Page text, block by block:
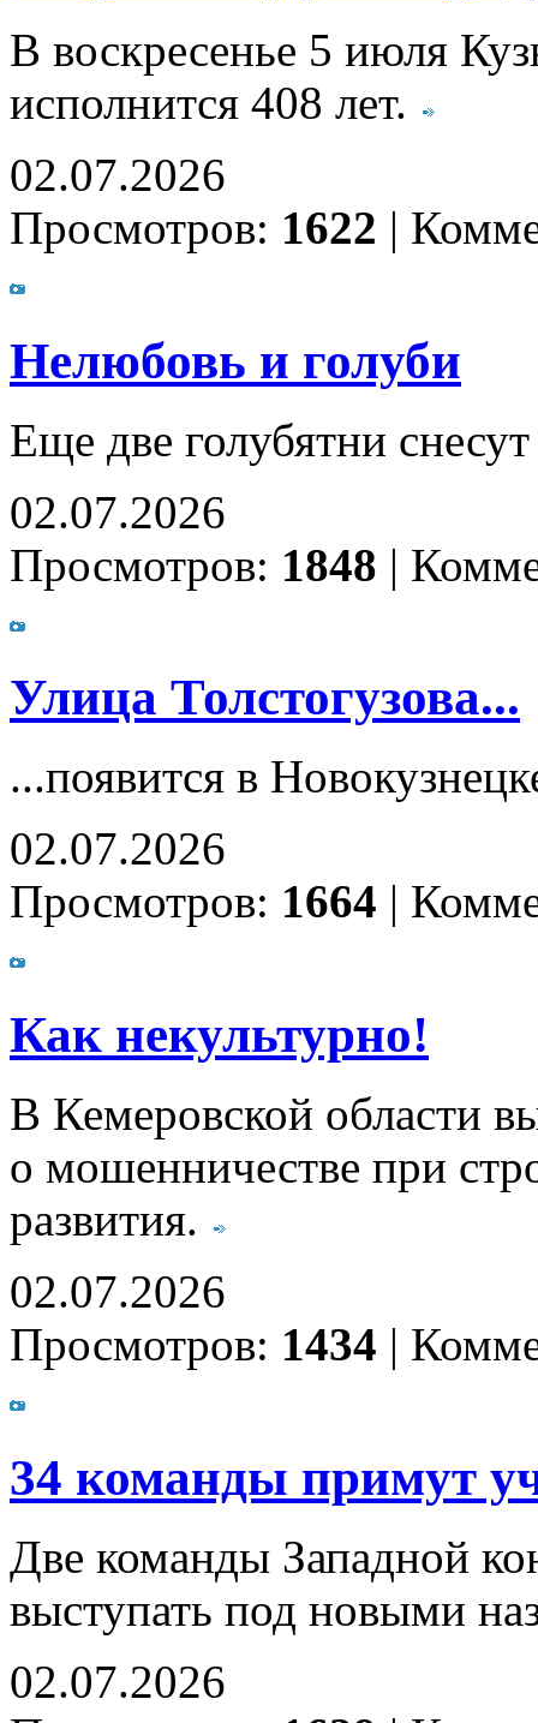
В воскресенье 5 июля
исполнится 408 лет.
02.07.2026
Просмотров: 1622 |
Нелюбовь и голуби
Еще две голубятни
02.07.2026
Просмотров: 1848 |
Улица Толстогузова...
...появится в
02.07.2026
Просмотров: 1664 |
Как некультурно!
В Кемеровской области
о мошенничестве при
развития.
02.07.2026
Просмотров: 1434 |
34 команды примут
Две команды Западной
выступать под новыми
02.07.2026